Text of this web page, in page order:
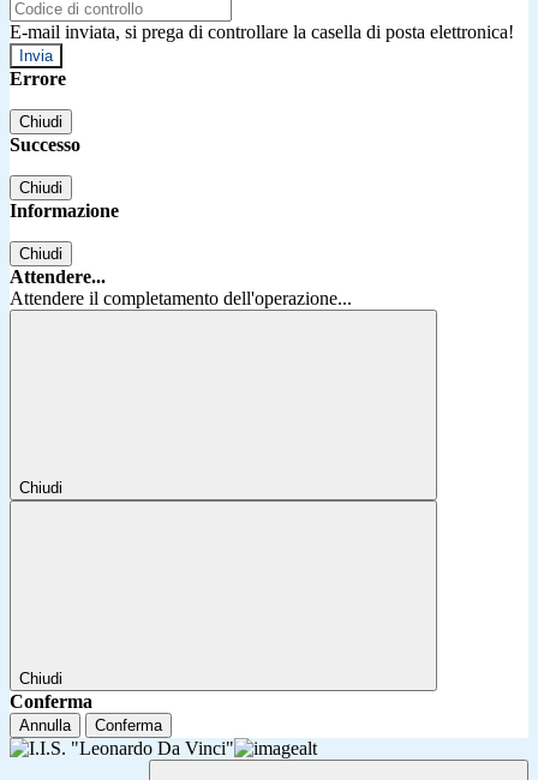
E-mail inviata, si prega di controllare la casella di posta elettronica!
Errore
Chiudi
Successo
Chiudi
Informazione
Chiudi
Attendere...
Attendere il completamento dell'operazione...
Chiudi
Chiudi
Conferma
Annulla Conferma